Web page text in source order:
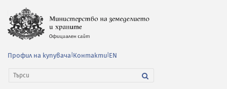
Профил на купувача Контакти EN